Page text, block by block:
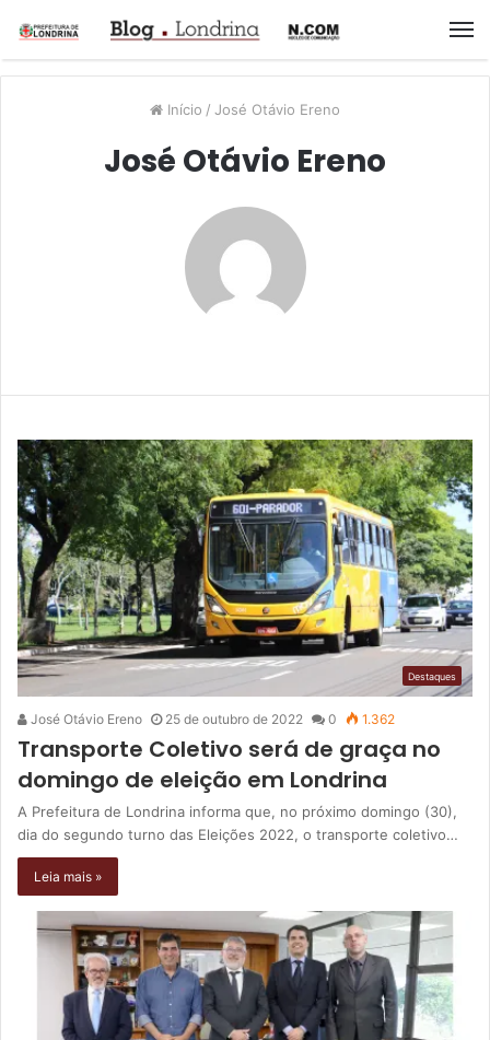
Início / José Otávio Ereno
José Otávio Ereno
Destaques
José Otávio Ereno 25 de outubro de 2022 0 1.362
Transporte Coletivo será de graça no
domingo de eleição em Londrina
A Prefeitura de Londrina informa que, no próximo domingo (30),
dia do segundo turno das Eleições 2022, o transporte coletivo…
Leia mais »